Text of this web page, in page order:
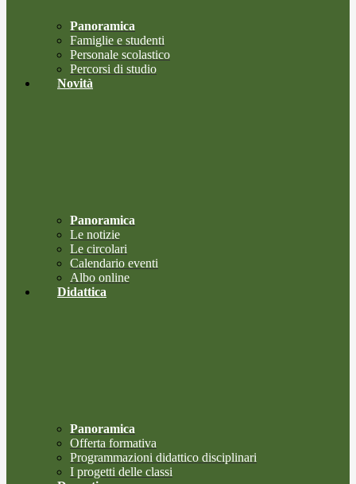
Panoramica
Famiglie e studenti
Personale scolastico
Percorsi di studio
Novità
Panoramica
Le notizie
Le circolari
Calendario eventi
Albo online
Didattica
Panoramica
Offerta formativa
Programmazioni didattico disciplinari
I progetti delle classi